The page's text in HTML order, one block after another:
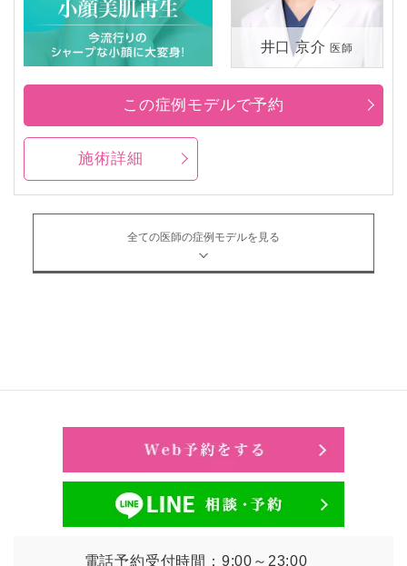
井口 京介 医師
施術詳細
この症例モデルで予約
全ての医師の症例モデルを見る
電話予約受付時間：9:00～23:00